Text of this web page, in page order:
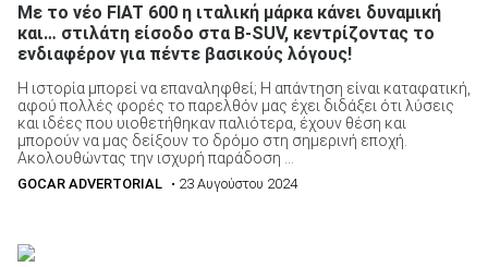
Με το νέο FIAT 600 η ιταλική μάρκα κάνει δυναμική
και… στιλάτη είσοδο στα B-SUV, κεντρίζοντας το
ενδιαφέρον για πέντε βασικούς λόγους!
Η ιστορία μπορεί να επαναληφθεί; Η απάντηση είναι καταφατική,
αφού πολλές φορές το παρελθόν μας έχει διδάξει ότι λύσεις
και ιδέες που υιοθετήθηκαν παλιότερα, έχουν θέση και
μπορούν να μας δείξουν το δρόμο στη σημερινή εποχή.
Ακολουθώντας την ισχυρή παράδοση ...
GOCAR ADVERTORIAL • 23 Αυγούστου 2024